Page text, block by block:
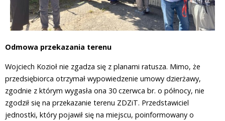
Odmowa przekazania terenu
Wojciech Kozioł nie zgadza się z planami ratusza. Mimo, że
przedsiębiorca otrzymał wypowiedzenie umowy dzierżawy,
zgodnie z którym wygasła ona 30 czerwca br. o północy, nie
zgodził się na przekazanie terenu ZDZiT. Przedstawiciel
jednostki, który pojawił się na miejscu, poinformowany o